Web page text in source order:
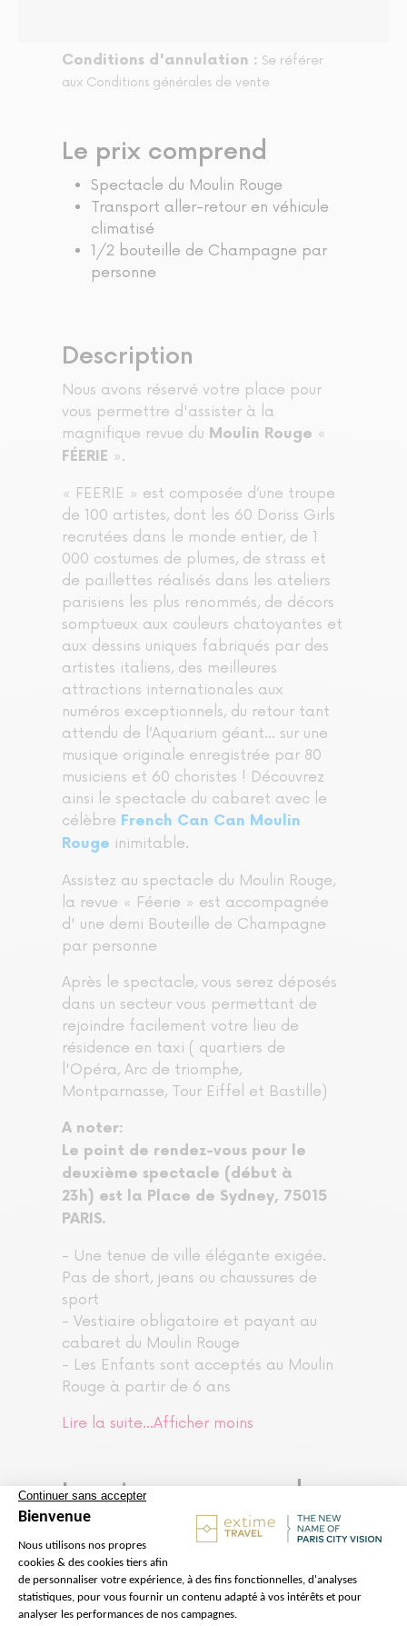
Conditions d'annulation : Se référer
aux Conditions générales de vente
Le prix comprend
Spectacle du Moulin Rouge
Transport aller-retour en véhicule
climatisé
1/2 bouteille de Champagne par
personne
Description
Nous avons réservé votre place pour
vous permettre d'assister à la
magnifique revue du Moulin Rouge «
FÉERIE ».
« FEERIE » est composée d’une troupe
de 100 artistes, dont les 60 Doriss Girls
recrutées dans le monde entier, de 1
000 costumes de plumes, de strass et
de paillettes réalisés dans les ateliers
parisiens les plus renommés, de décors
somptueux aux couleurs chatoyantes et
aux dessins uniques fabriqués par des
artistes italiens, des meilleures
attractions internationales aux
numéros exceptionnels, du retour tant
attendu de l’Aquarium géant... sur une
musique originale enregistrée par 80
musiciens et 60 choristes ! Découvrez
ainsi le spectacle du cabaret avec le
célèbre French Can Can Moulin
Rouge inimitable.
Assistez au spectacle du Moulin Rouge,
la revue « Féerie » est accompagnée
d' une demi Bouteille de Champagne
par personne
Après le spectacle, vous serez déposés
dans un secteur vous permettant de
rejoindre facilement votre lieu de
résidence en taxi ( quartiers de
l'Opéra, Arc de triomphe,
Montparnasse, Tour Eiffel et Bastille)
A noter:
Le point de rendez-vous pour le
deuxième spectacle (début à
23h) est la Place de Sydney, 75015
PARIS.
- Une tenue de ville élégante exigée.
Pas de short, jeans ou chaussures de
sport
- Vestiaire obligatoire et payant au
cabaret du Moulin Rouge
- Les Enfants sont acceptés au Moulin
Rouge à partir de 6 ans
Lire la suite...Afficher moins
Le prix ne comprend
pas
Dîner